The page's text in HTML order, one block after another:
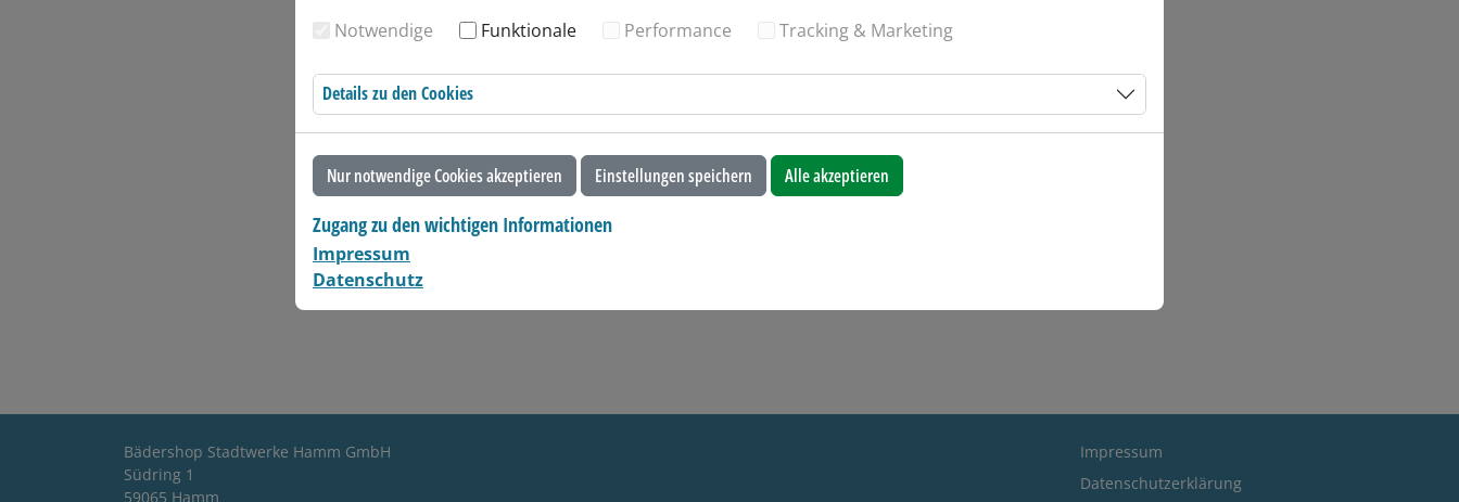
Bädershop Stadtwerke Hamm GmbH
Südring 1
59065 Hamm
Impressum
Datenschutzerklärung
Notwendige
Funktionale Performance Tracking & Marketing
Details zu den Cookies
Nur notwendige Cookies akzeptieren Einstellungen speichern Alle akzeptieren
Zugang zu den wichtigen Informationen
Impressum
Datenschutz